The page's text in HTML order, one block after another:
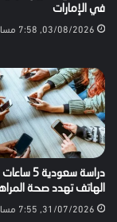
في الإمارات
03/08/2026, 7:58 مساءً
دراسة
الهاتف تهدد صحة
31/07/2026, 7:55 مساءً